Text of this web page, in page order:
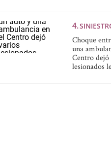
Choque
una
Centro dejó
lesionados